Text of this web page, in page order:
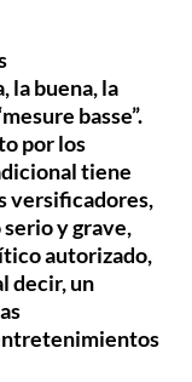
buena, la
basse”.
por los
tiene
versificadores,
serio y grave,
autorizado,
decir, un